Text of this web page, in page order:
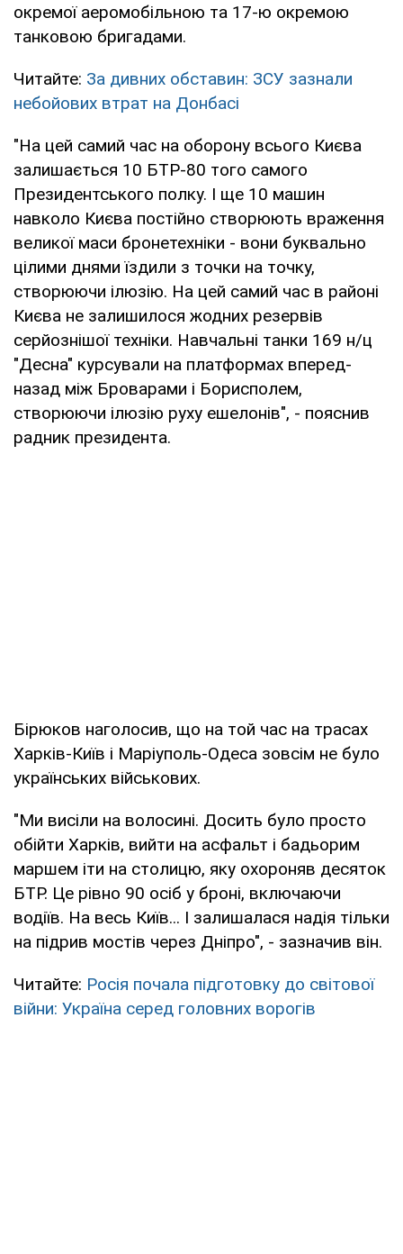
окремої аеромобільною та 17-ю окремою
танковою бригадами.
Читайте: За дивних обставин: ЗСУ зазнали
небойових втрат на Донбасі
"На цей самий час на оборону всього Києва
залишається 10 БТР-80 того самого
Президентського полку. І ще 10 машин
навколо Києва постійно створюють враження
великої маси бронетехніки - вони буквально
цілими днями їздили з точки на точку,
створюючи ілюзію. На цей самий час в районі
Києва не залишилося жодних резервів
серйознішої техніки. Навчальні танки 169 н/ц
"Десна" курсували на платформах вперед-
назад між Броварами і Борисполем,
створюючи ілюзію руху ешелонів", - пояснив
радник президента.
Бірюков наголосив, що на той час на трасах
Харків-Київ і Маріуполь-Одеса зовсім не було
українських військових.
"Ми висіли на волосині. Досить було просто
обійти Харків, вийти на асфальт і бадьорим
маршем іти на столицю, яку охороняв десяток
БТР. Це рівно 90 осіб у броні, включаючи
водіїв. На весь Київ... І залишалася надія тільки
на підрив мостів через Дніпро", - зазначив він.
Читайте: Росія почала підготовку до світової
війни: Україна серед головних ворогів